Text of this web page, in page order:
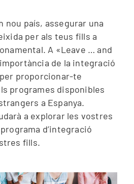
nou país, assegurar una
per als teus fills a
A «Leave … and
de la integració
proporcionar-te
programes disponibles
a Espanya.
a explorar les vostres
d’integració
fills.